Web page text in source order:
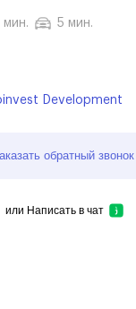
мин. 5 мин.
Development
обратный звонок
или Написать в чат